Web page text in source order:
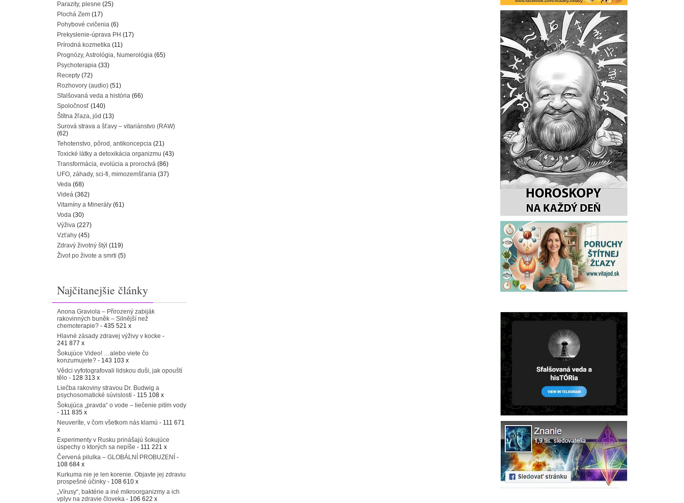
Parazity, plesne (25)
Plochá Zem (17)
Pohybové cvičenia (6)
Prekyslenie-úprava PH (17)
Prírodná kozmetika (11)
Prognózy, Astrológia, Numerológia (65)
Psychoterapia (33)
Recepty (72)
Rozhovory (audio) (51)
Sfalšovaná veda a história (66)
Spoločnosť (140)
Štítna žľaza, jód (13)
Surová strava a šťavy – vitariánstvo (RAW)
(62)
Tehotenstvo, pôrod, antikoncepcia (21)
Toxické látky a detoxikácia organizmu (43)
Transformácia, evolúcia a proroctvá (86)
UFO, záhady, sci-fi, mimozemšťania (37)
Veda (68)
Videá (362)
Vitamíny a Minerály (61)
Voda (30)
Výživa (227)
Vzťahy (45)
Zdravý životný štýl (119)
Život po živote a smrti (5)
Najčitanejšie články
Anona Graviola – Přirozený zabiják
rakovinných buněk – Silnější než
chemoterapie? - 435 521 x
Hlavné zásady zdravej výživy v kocke -
241 877 x
Šokujúce Video! …alebo viete čo
konzumujete? - 143 103 x
Vědci vyfotografovali lidskou duši, jak opouští
tělo - 128 313 x
Liečba rakoviny stravou Dr. Budwig a
psychosomatické súvislosti - 115 108 x
Šokujúca „pravda“ o vode – liečenie pitím vody
- 111 835 x
Neuveríte, v čom všetkom nás klamú - 111 671
x
Experimenty v Rusku prinášajú šokujúce
úspechy o ktorých sa nepíše - 111 221 x
Červená pilulka – GLOBÁLNÍ PROBUZENÍ -
108 684 x
Kurkuma nie je len korenie. Objavte jej zdraviu
prospešné účinky - 108 610 x
„Vírusy“, baktérie a iné mikroorganizmy a ich
vplyv na zdravie človeka - 106 622 x